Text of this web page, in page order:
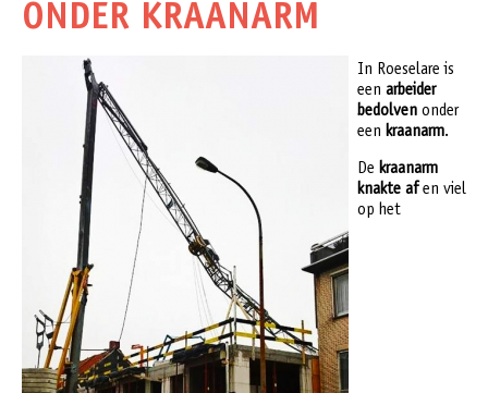
ONDER KRAANARM
In Roeselare is
een arbeider
bedolven onder
een kraanarm.
De kraanarm
knakte afen viel
op het